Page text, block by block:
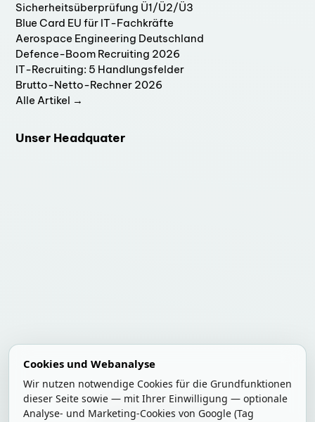
Cookies und Webanalyse
Wir nutzen notwendige Cookies für die Grundfunktionen
dieser Seite sowie — mit Ihrer Einwilligung — optionale
Analyse- und Marketing-Cookies von Google (Tag
Sicherheitsüberprüfung Ü1/Ü2/Ü3
Blue Card EU für IT-Fachkräfte
Aerospace Engineering Deutschland
Defence-Boom Recruiting 2026
IT-Recruiting: 5 Handlungsfelder
Brutto-Netto-Rechner 2026
Alle Artikel →
Unser Headquater
DatenschutzImpressum